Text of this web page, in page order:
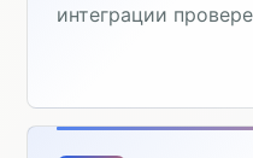
интеграции